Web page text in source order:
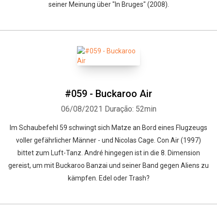
seiner Meinung über "In Bruges" (2008).
#059 - Buckaroo Air
06/08/2021 Duração: 52min
Im Schaubefehl 59 schwingt sich Matze an Bord eines Flugzeugs
voller gefährlicher Männer - und Nicolas Cage. Con Air (1997)
bittet zum Luft-Tanz. André hingegen ist in die 8. Dimension
gereist, um mit Buckaroo Banzai und seiner Band gegen Aliens zu
kämpfen. Edel oder Trash?
Facebook Twitter